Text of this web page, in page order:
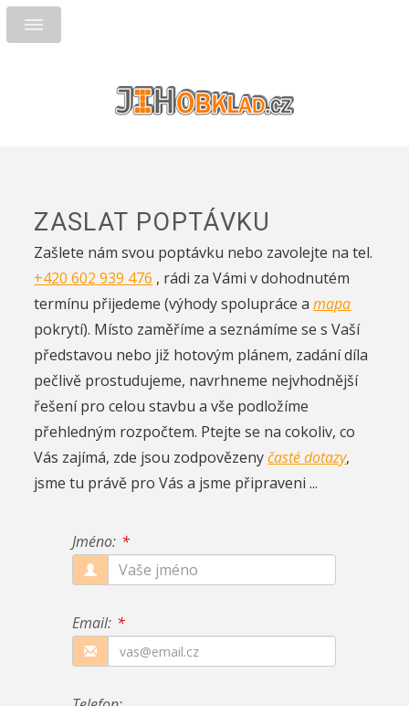
ZASLAT POPTÁVKU
Zašlete nám svou poptávku nebo zavolejte na tel.
+420 602 939 476 , rádi za Vámi v dohodnutém
termínu přijedeme (výhody spolupráce amapa
pokrytí). Místo zaměříme a seznámíme se s Vaší
představou nebo již hotovým plánem, zadání díla
pečlivě prostudujeme, navrhneme nejvhodnější
řešení pro celou stavbu a vše podložíme
přehledným rozpočtem. Ptejte se na cokoliv, co
Vás zajímá, zde jsou zodpovězenyčasté dotazy,
jsme tu právě pro Vás a jsme připraveni ...
Jméno:
Email: